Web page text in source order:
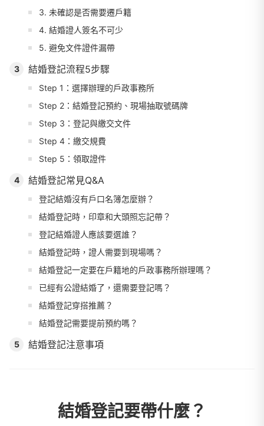
3. 未確認是否需要遷戶籍
4. 結婚證人簽名不可少
5. 避免文件證件漏帶
3 結婚登記流程5步驟
Step 1：選擇辦理的戶政事務所
Step 2：結婚登記預約、現場抽取號碼牌
Step 3：登記與繳交文件
Step 4：繳交規費
Step 5：領取證件
4 結婚登記常見Q&A
登記結婚沒有戶口名簿怎麼辦？
結婚登記時，印章和大頭照忘記帶？
登記結婚證人應該要選誰？
結婚登記時，證人需要到現場嗎？
結婚登記一定要在戶籍地的戶政事務所辦理嗎？
已經有公證結婚了，還需要登記嗎？
結婚登記穿搭推薦？
結婚登記需要提前預約嗎？
5 結婚登記注意事項
結婚登記要帶什麼？